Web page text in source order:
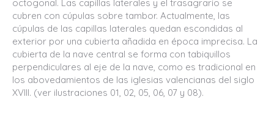
octogonal. Las capillas laterales y el trasagrario se
cubren con cúpulas sobre tambor. Actualmente, las
cúpulas de las capillas laterales quedan escondidas al
exterior por una cubierta añadida en época imprecisa. La
cubierta de la nave central se forma con tabiquillos
perpendiculares al eje de la nave, como es tradicional en
los abovedamientos de las iglesias valencianas del siglo
XVIII. (ver ilustraciones 01, 02, 05, 06, 07 y 08).